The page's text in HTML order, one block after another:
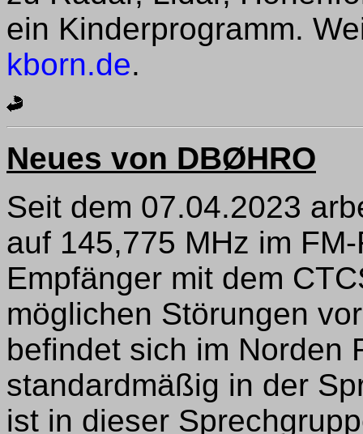
ein Kinderprogramm.
kborn.de.
Neues von DBØHRO
Seit dem 07.04.2023
auf 145,775 MHz im
Empfänger mit dem
möglichen Störungen
befindet sich im Norden
standardmäßig in der
ist in dieser